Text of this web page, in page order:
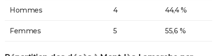
Hommes 4 44,4 %
Femmes 5 55,6 %